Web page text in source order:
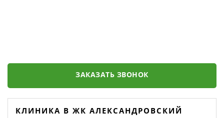
ЗАКАЗАТЬ ЗВОНОК
КЛИНИКА В ЖК АЛЕКСАНДРОВСКИЙ